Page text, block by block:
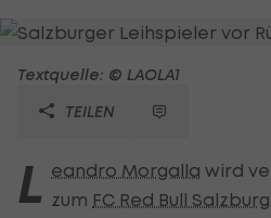
Textquelle: © LAOLA1
TEILEN
L eandro Morgalla wird
zum FC Red Bull Salzburg